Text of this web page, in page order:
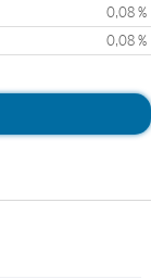
0,08 %
0,08 %